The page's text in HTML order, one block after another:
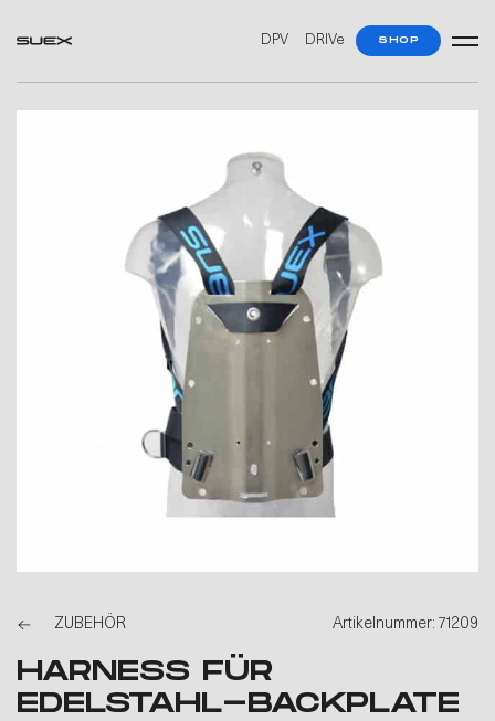
DPV DRIVe SHOP
ZUBEHÖR Artikelnummer: 71209
HARNESS FÜR
EDELSTAHL-BACKPLATE